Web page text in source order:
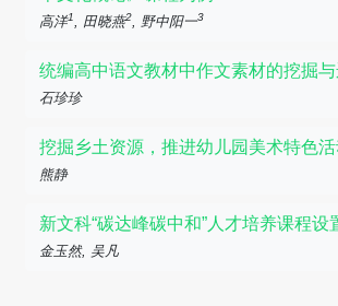
高洋1, 田晓燕2, 野中阳一3
统编高中语文教材中作文素材的挖掘
石珍珍
挖掘乡土资源，推进幼儿园美术特色
熊静
新文科“碳达峰碳中和”人才培养课程设
金玉然, 吴凡